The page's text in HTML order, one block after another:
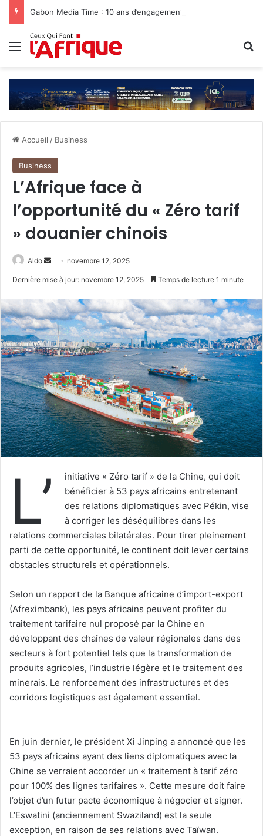
Menu
Accueil / Business
Business
L’Afrique face à
l’opportunité du « Zéro tarif
» douanier chinois
Aldo
Envoyernovembre 12, 2025
Dernière mise à jour: novembre 12, 2025 Temps de lecture 1 minute
L’
initiative « Zéro tarif » de la Chine, qui doit
bénéficier à 53 pays africains entretenant
des relations diplomatiques avec Pékin, vise
à corriger les déséquilibres dans les
relations commerciales bilatérales. Pour tirer pleinement
parti de cette opportunité, le continent doit lever certains
obstacles structurels et opérationnels.
‎Selon un rapport de la Banque africaine d’import-export
(Afreximbank), les pays africains peuvent profiter du
traitement tarifaire nul proposé par la Chine en
développant des chaînes de valeur régionales dans des
secteurs à fort potentiel tels que la transformation de
produits agricoles, l’industrie légère et le traitement des
minerais. Le renforcement des infrastructures et des
corridors logistiques est également essentiel.
‎En juin dernier, le président Xi Jinping a annoncé que les
53 pays africains ayant des liens diplomatiques avec la
Chine se verraient accorder un « traitement à tarif zéro
pour 100% des lignes tarifaires ». Cette mesure doit faire
l’objet d’un futur pacte économique à négocier et signer.
L’Eswatini (anciennement Swaziland) est la seule
exception, en raison de ses relations avec Taïwan.